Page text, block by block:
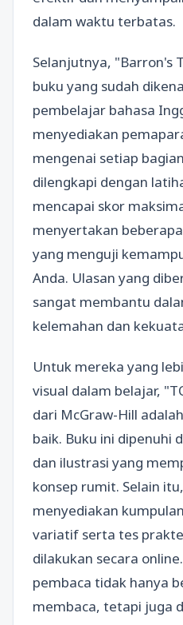
dalam waktu terbatas.
Selanjutnya, "Barron's
buku yang sudah
pembelajar bahasa
menyediakan
mengenai setiap
dilengkapi dengan
mencapai skor
menyertakan
yang menguji
Anda. Ulasan yang
sangat membantu
kelemahan dan
Untuk mereka yang
visual dalam belajar,
dari McGraw-Hill
baik. Buku ini dipenuhi
dan ilustrasi yang
konsep rumit. Selain
menyediakan
variatif serta tes
dilakukan secara
pembaca tidak hanya
membaca, tetapi juga